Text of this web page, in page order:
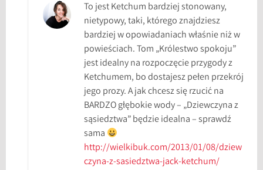
To jest Ketchum bardziej stonowany,
nietypowy, taki, którego znajdziesz
bardziej w opowiadaniach właśnie niż w
powieściach. Tom „Królestwo spokoju”
jest idealny na rozpoczęcie przygody z
Ketchumem, bo dostajesz pełen przekrój
jego prozy. A jak chcesz się rzucić na
BARDZO głębokie wody – „Dziewczyna z
sąsiedztwa” będzie idealna – sprawdź
sama
http://wielkibuk.com/2013/01/08/dziew
czyna-z-sasiedztwa-jack-ketchum/